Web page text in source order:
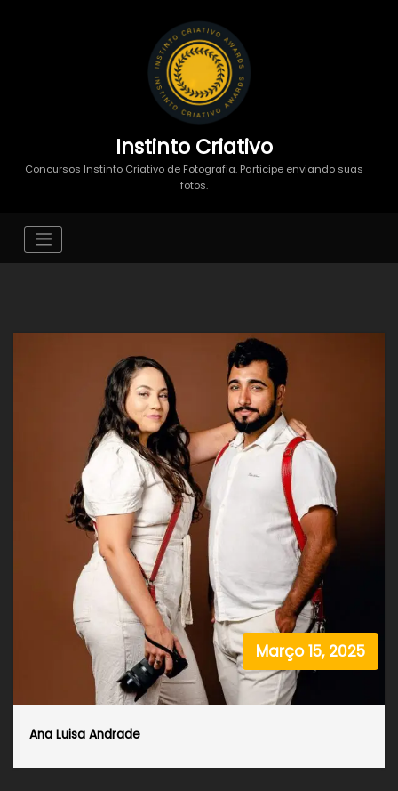
Instinto Criativo
Concursos Instinto Criativo de Fotografia. Participe enviando suas
fotos.
Março 15, 2025
Ana Luisa Andrade